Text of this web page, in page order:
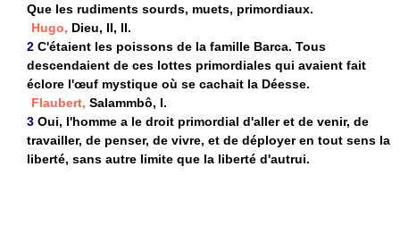
Que les rudiments sourds, muets, primordiaux.
Hugo, Dieu, II, II.
2 C'étaient les poissons de la famille Barca. Tous
descendaient de ces lottes primordiales qui avaient fait
éclore l'œuf mystique où se cachait la Déesse.
Flaubert, Salammbô, I.
3 Oui, l'homme a le droit primordial d'aller et de venir, de
travailler, de penser, de vivre, et de déployer en tout sens la
liberté, sans autre limite que la liberté d'autrui.